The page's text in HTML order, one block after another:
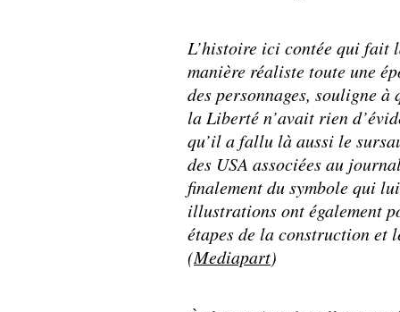
L’histoire ici contée qui fait
manière réaliste toute une
des personnages, souligne
la Liberté n’avait rien
qu’il a fallu là aussi le
des USA associées au
finalement du symbole qui
illustrations ont également
étapes de la construction et
(Mediapart)